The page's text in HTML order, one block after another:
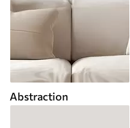
Abstraction